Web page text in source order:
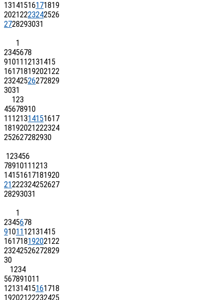
13141516171819
20212223242526
2728293031
1
2345678
91011 12131415
16171819202122
23242526272829
3031
123
45678910
11 121314151617
18192021222324
252627282930
123456
7891011 1213
14151617181920
21222324252627
28293031
1
2345678
91011 12131415
16171819202122
23242526272829
30
1234
567891011
12131415161718
19202122232425